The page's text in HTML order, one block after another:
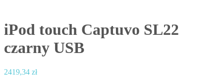
iPod touch Captuvo SL22
czarny USB
2419,34 zł